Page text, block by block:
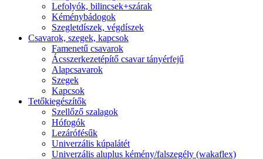
Lefolyók, bilincsek+szárak
Kéménybádogok
Szegletdíszek, végdíszek
Csavarok, szegek, kapcsok
Famenetű csavarok
Ácsszerkezetépítő csavar tányérfejű
Alapcsavarok
Szegek
Kapcsok
Tetőkiegészítők
Szellőző szalagok
Hófogók
Lezárófésűk
Univerzális kúpalátét
Univerzális aluplus kémény/falszegély (wakaflex)